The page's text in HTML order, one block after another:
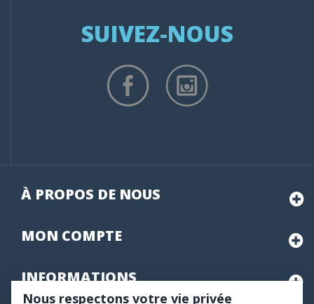
SUIVEZ-NOUS
À PROPOS DE NOUS
MON COMPTE
INFORMATIONS
Nous respectons votre vie privée